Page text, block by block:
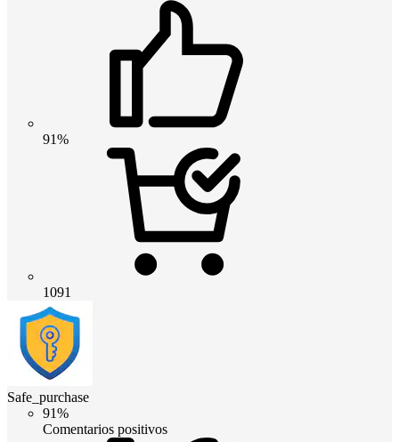
91%
1091
Safe_purchase
91%
Comentarios positivos